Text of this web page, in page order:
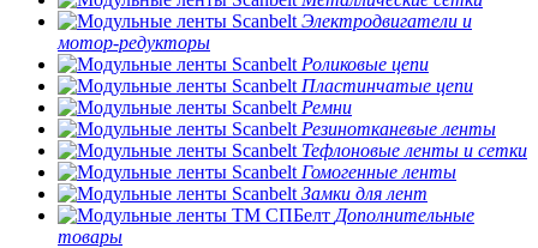
Электродвигатели и
мотор-редукторы
Роликовые цепи
Пластинчатые цепи
Ремни
Резинотканевые ленты
Тефлоновые ленты и сетки
Гомогенные ленты
Замки для лент
Дополнительные
товары